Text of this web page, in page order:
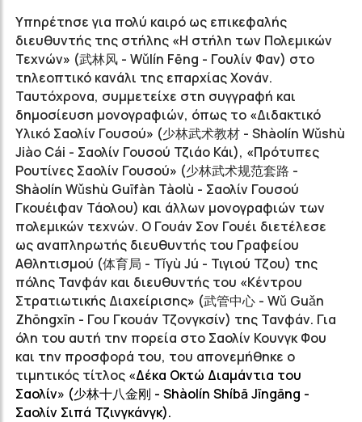
Υπηρέτησε για πολύ καιρό ως επικεφαλής
διευθυντής της στήλης «Η στήλη των Πολεμικών
Τεχνών» (武林风 - Wǔlín Fēng - Γουλίν Φαν) στο
τηλεοπτικό κανάλι της επαρχίας Χονάν.
Ταυτόχρονα, συμμετείχε στη συγγραφή και
δημοσίευση μονογραφιών, όπως το «Διδακτικό
Υλικό Σαολίν Γουσού» (少林武术教材 - Shàolín Wǔshù
Jiào Cái - Σαολίν Γουσού Τζιάο Κάι), «Πρότυπες
Ρουτίνες Σαολίν Γουσού» (少林武术规范套路 -
Shàolín Wǔshù Guīfàn Tàolù - Σαολίν Γουσού
Γκουέιφαν Τάολου) και άλλων μονογραφιών των
πολεμικών τεχνών. Ο Γουάν Σον Γουέι διετέλεσε
ως αναπληρωτής διευθυντής του Γραφείου
Αθλητισμού (体育局 - Tǐyù Jú - Τιγιού Τζου) της
πόλης Τανφάν και διευθυντής του «Κέντρου
Στρατιωτικής Διαχείρισης» (武管中心 - Wǔ Guǎn
Zhōngxīn - Γου Γκουάν Τζονγκσίν) της Τανφάν. Για
όλη του αυτή την πορεία στο Σαολίν Κουνγκ Φου
και την προσφορά του, του απονεμήθηκε ο
τιμητικός τίτλος «Δέκα Οκτώ Διαμάντια του
Σαολίν» (少林十八金刚 - Shàolín Shíbā Jīngāng -
Σαολίν Σιπά Τζινγκάνγκ).